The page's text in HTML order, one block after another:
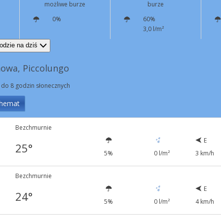
możliwe burze
burze
0%
60%
3,0 l/m²
na dziś
Piccolungo
8 godzin słonecznych
Bezchmurnie
25° 5% 0 l/m²
E
3 km/h
Bezchmurnie
24° 5% 0 l/m²
E
4 km/h